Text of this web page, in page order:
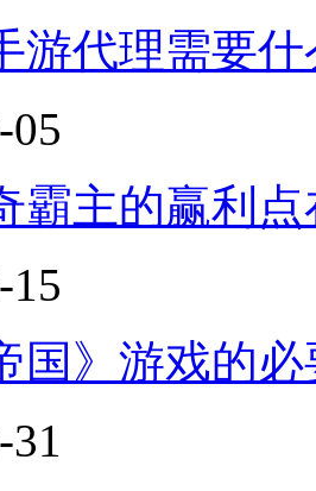
游代理需要什
05
霸主的赢利点
15
国》游戏的
31